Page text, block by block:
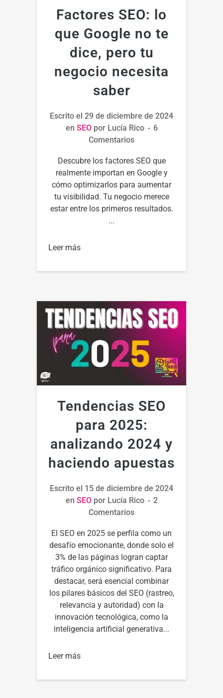
Factores SEO: lo
que Google no te
dice, pero tu
negocio necesita
saber
Escrito el 29 de diciembre de 2024
en SEO por Lucía Rico
6
Comentarios
Descubre los factores SEO que
realmente importan en Google y
cómo optimizarlos para aumentar
tu visibilidad. Tu negocio merece
estar entre los primeros resultados.
...
Leer más
Tendencias SEO
para 2025:
analizando 2024 y
haciendo apuestas
Escrito el 15 de diciembre de 2024
en SEO por Lucía Rico
2
Comentarios
El SEO en 2025 se perfila como un
desafío emocionante, donde solo el
3% de las páginas logran captar
tráfico orgánico significativo. Para
destacar, será esencial combinar
los pilares básicos del SEO (rastreo,
relevancia y autoridad) con la
innovación tecnológica, como la
inteligencia artificial generativa...
Leer más